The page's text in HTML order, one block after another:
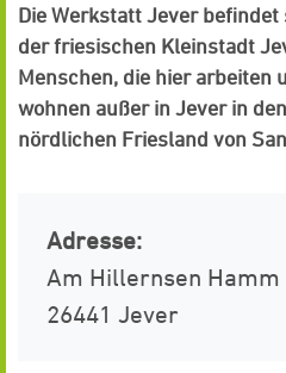
Die Werkstatt Jever
der friesischen Kleinstadt
Menschen, die hier arbeiten
wohnen außer in Jever in
nördlichen Friesland von
Adresse:
Am Hillernsen Hamm
26441 Jever